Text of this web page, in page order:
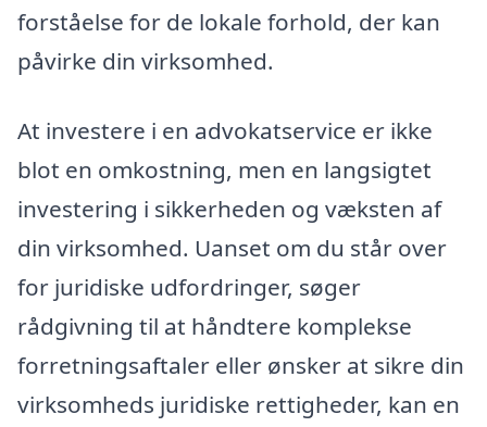
forståelse for de lokale forhold, der kan
påvirke din virksomhed.
At investere i en advokatservice er ikke
blot en omkostning, men en langsigtet
investering i sikkerheden og væksten af
din virksomhed. Uanset om du står over
for juridiske udfordringer, søger
rådgivning til at håndtere komplekse
forretningsaftaler eller ønsker at sikre din
virksomheds juridiske rettigheder, kan en